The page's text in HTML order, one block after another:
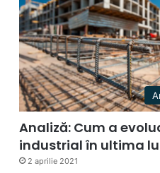
Analiză: Cum a
industrial în ultima
2 aprilie 2021